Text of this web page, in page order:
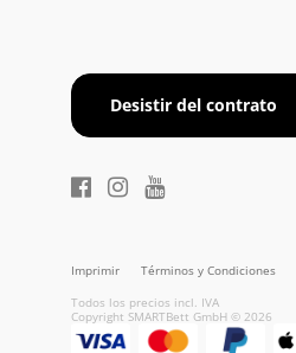
Desistir del contrato
Imprimir Términos y Condiciones
Todos los precios incl. IVA
Copyright SMARTBett GmbH © 2026